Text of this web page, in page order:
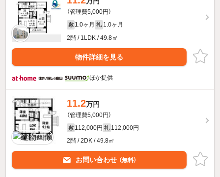
（管理費5,000円）
敷 1.0ヶ月 礼 1.0ヶ月
2階 / 1LDK / 49.8㎡
物件詳細を見る
ほか提供
11.2万円
（管理費5,000円）
敷 112,000円 礼 112,000円
2階 / 2DK / 49.8㎡
お問い合わせ （無料）